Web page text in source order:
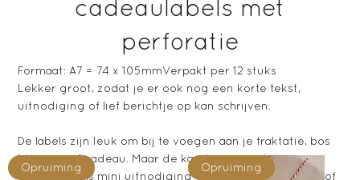
cadeaulabels met
perforatie
Formaat: A7 = 74 x 105mmVerpakt per 12 stuks
Lekker groot, zodat je er ook nog een korte tekst,
uitnodiging of lief berichtje op kan schrijven.
De labels zijn leuk om bij te voegen aan je traktatie, bos
bloemen of cadeau. Maar de kaarten zijn ook te
gebruiken als mini uitnodiging voor het kinderfeestje of
Opruiming Opruiming